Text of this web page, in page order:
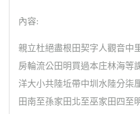
內容:
親立杜絕盡根田契字人觀音中
房輪流公田明買過本庄林海等
洋大小共陸坵帶中圳水陸分柒
田南至孫家田北至巫家田四至